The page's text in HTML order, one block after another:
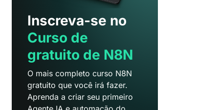
Inscreva-se no
Curso de
gratuito de N8N
O mais completo curso N8N
gratuito que você irá fazer.
Aprenda a criar seu primeiro